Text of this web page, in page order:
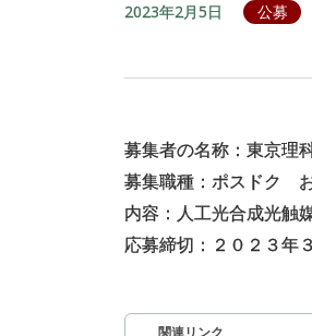
2023年2月5日 公募
募集者の名称：東京理
募集職種：ポスドク
内容：人工光合成光触
応募締切：２０２３年